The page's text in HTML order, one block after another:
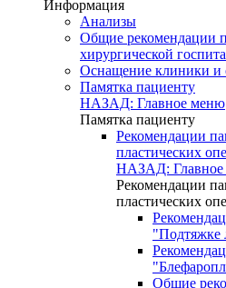
Информация
Анализы
Общие рекомендации
хирургической
Оснащение клиники и
Памятка пациенту
НАЗАД: Главное меню
Памятка пациенту
Рекомендации
пластических
НАЗАД:
Рекомендации
пластических
"Подтяжке
Общие